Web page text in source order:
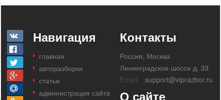
Навигация
главная
авторазборки
статьи
администрация сайта
Контакты
Россия, Москва
Ленинградское шоссе д. 33
Email:
support@viprazbor.ru
О сайте